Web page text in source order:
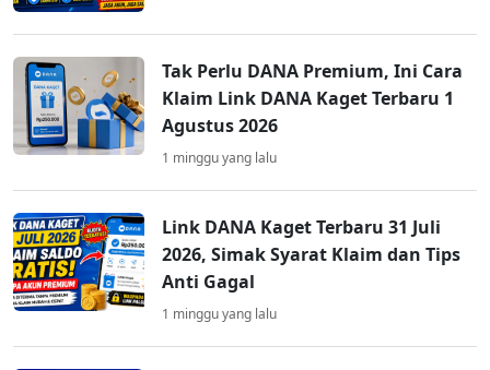
Tak Perlu DANA Premium, Ini Cara
Klaim Link DANA Kaget Terbaru 1
Agustus 2026
1 minggu yang lalu
Link DANA Kaget Terbaru 31 Juli
2026, Simak Syarat Klaim dan Tips
Anti Gagal
1 minggu yang lalu